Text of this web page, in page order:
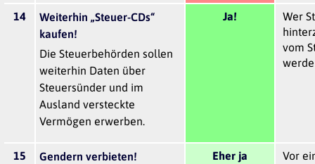
14
Weiterhin „Steuer-CDs“
kaufen!
Die Steuerbehörden sollen
weiterhin Daten über
Steuersünder und im
Ausland versteckte
Vermögen erwerben.
Ja!
Wer
vom
15
Gendern verbieten!
Eher ja
Vor